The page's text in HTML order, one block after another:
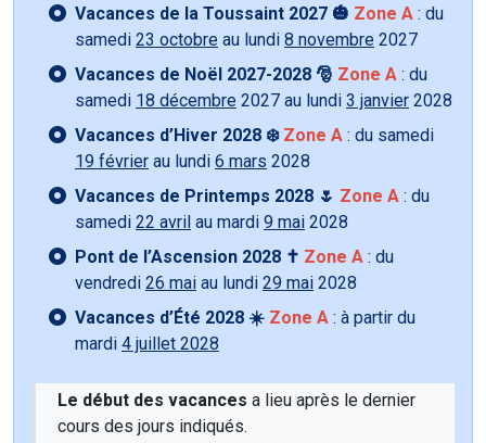
Vacances de la Toussaint 2027 🎃 Zone A : du
samedi 23 octobre au lundi 8 novembre 2027
Vacances de Noël 2027-2028 🎅 Zone A : du
samedi 18 décembre 2027 au lundi 3 janvier 2028
Vacances d’Hiver 2028 ❄️ Zone A : du samedi
19 février au lundi 6 mars 2028
Vacances de Printemps 2028 🌷 Zone A : du
samedi 22 avril au mardi 9 mai 2028
Pont de l’Ascension 2028 ✝️ Zone A : du
vendredi 26 mai au lundi 29 mai 2028
Vacances d’Été 2028 ☀️ Zone A : à partir du
mardi 4 juillet 2028
Le début des vacances a lieu après le dernier
cours des jours indiqués.